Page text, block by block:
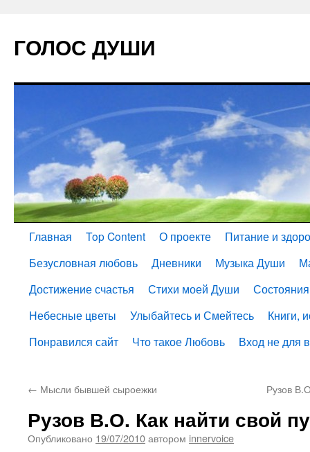
ГОЛОС ДУШИ
Главная Top Content О проекте
Питание и
Безусловная любовь
Дневники Музыка Души
Достижение счастья
Стихи моей Души
Небесные цветы
Улыбайтесь и Смейтесь
Книги,
Понравился сайт
Что такое Любовь Вход не для
← Мысли бывшей сыроежки Рузов
Рузов В.О. Как найти свой
Опубликовано 19/07/2010автором innervoice